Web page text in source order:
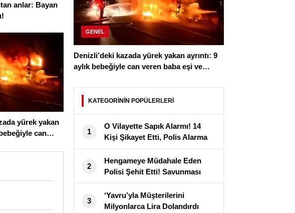
anlar: Bayan
yürek yakan
can
GENEL
Denizli’deki kazada yürek yakan ayrıntı: 9
aylık bebeğiyle can veren baba eşi ve
KATEGORİNİN POPÜLERLERİ
1
O Vilayette Sapık Alarmı! 14
Kişi Şikayet Etti, Polis Alarma
Geçti
2
Hengameye Müdahale Eden
Polisi Şehit Etti! Savunması
Dikkat Çekti
3
‘Yavru’yla Müşterilerini
Milyonlarca Lira Dolandırdı